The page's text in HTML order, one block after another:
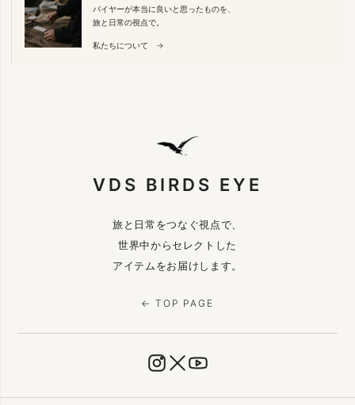
バイヤーが本当に良いと思ったものを、
旅と日常の視点で。
私たちについて →
VDS BIRDS EYE
旅と日常をつなぐ視点で、
世界中からセレクトした
アイテムをお届けします。
← TOP PAGE